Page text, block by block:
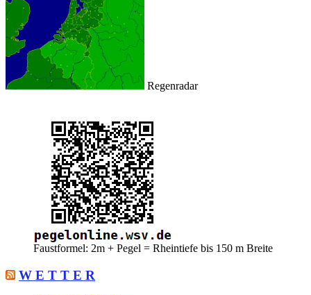
Regenradar
Faustformel: 2m + Pegel = Rheintiefe bis 150 m Breite
W E T T E R